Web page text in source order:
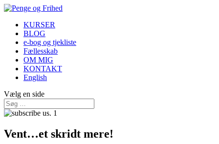
KURSER
BLOG
e-bog og tjekliste
Fællesskab
OM MIG
KONTAKT
English
Vælg en side
Vent…et skridt mere!